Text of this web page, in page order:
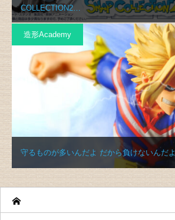
COLLECTION2…
造形Academy
守るものが多いんだよ だから負けないんだよ